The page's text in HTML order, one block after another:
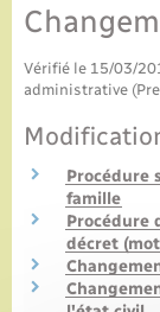
Vérifié le 15/03/
administrative
Procédure
famille
Procédure
décret